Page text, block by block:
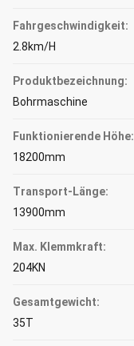
Fahrgeschwindigkeit:
2.8km/H
Produktbezeichnung:
Bohrmaschine
Funktionierende Höhe:
18200mm
Transport-Länge:
13900mm
Max. Klemmkraft:
204KN
Gesamtgewicht:
35T